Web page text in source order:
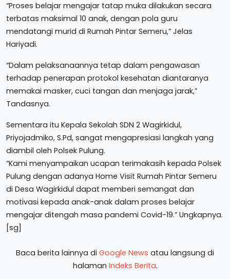
“Proses belajar mengajar tatap muka dilakukan secara
terbatas maksimal 10 anak, dengan pola guru
mendatangi murid di Rumah Pintar Semeru,” Jelas
Hariyadi.
“Dalam pelaksanaannya tetap dalam pengawasan
terhadap penerapan protokol kesehatan diantaranya
memakai masker, cuci tangan dan menjaga jarak,”
Tandasnya.
Sementara itu Kepala Sekolah SDN 2 Wagirkidul,
Priyojadmiko, S.Pd, sangat mengapresiasi langkah yang
diambil oleh Polsek Pulung.
“Kami menyampaikan ucapan terimakasih kepada Polsek
Pulung dengan adanya Home Visit Rumah Pintar Semeru
di Desa Wagirkidul dapat memberi semangat dan
motivasi kepada anak-anak dalam proses belajar
mengajar ditengah masa pandemi Covid-19.” Ungkapnya.
[sg]
Baca berita lainnya di Google News atau langsung di
halaman Indeks Berita.